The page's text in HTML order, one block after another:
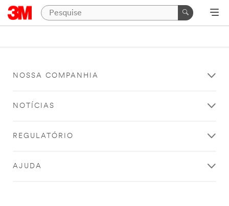
NOSSA COMPANHIA
NOTÍCIAS
REGULATÓRIO
AJUDA